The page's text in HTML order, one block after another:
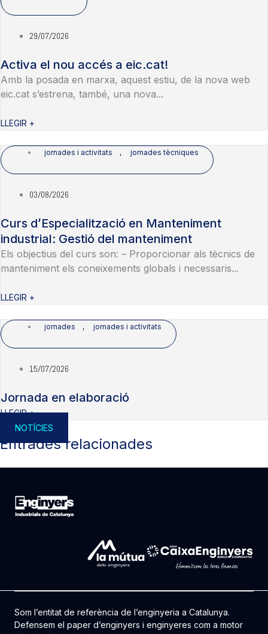
29/07/2026
Activa el nou accés a eic.cat!
Amb la posada en marxa, aquest estiu, de la nova web
eic.cat s’estrena, també, una nova...
LLEGIR +
jornades i activitats , jornades tècniques
03/08/2026
Curs d’Especialització en Manteniment
industrial: Gestió del manteniment
Els objectius del curs son: – Proporcionar als tècnics de
manteniment els coneixements globals i necessaris...
LLEGIR +
jornades , jornades i activitats
15/07/2026
Jornada en elaboració
LLEGIR +
NOTÍCIES
Entrades relacionades
Som l’entitat de referència de l’enginyeria a Catalunya.
Defensem el paper d’enginyers i enginyeres com a motor